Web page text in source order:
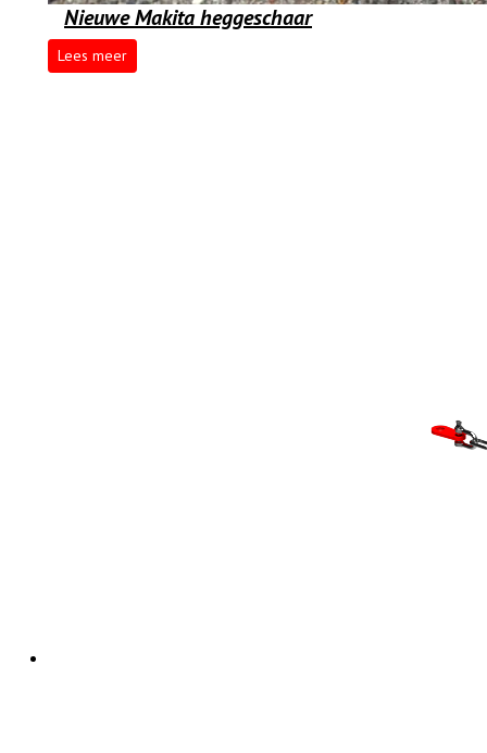
Nieuwe Makita heggeschaar
Lees meer